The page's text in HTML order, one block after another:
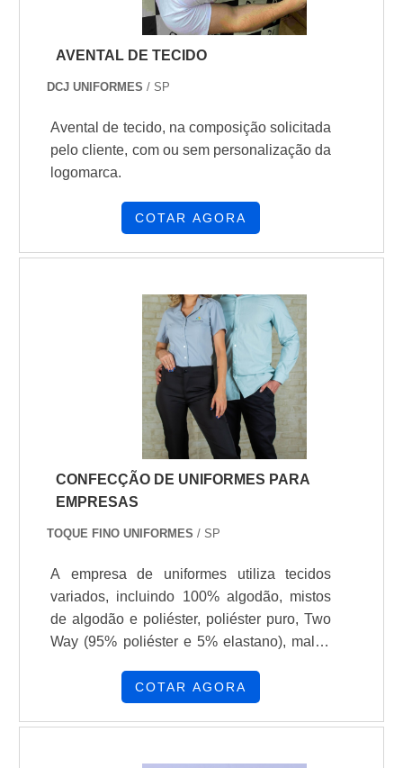
AVENTAL DE TECIDO
DCJ UNIFORMES / SP
Avental de tecido, na composição solicitada
pelo cliente, com ou sem personalização da
logomarca.
COTAR AGORA
CONFECÇÃO DE UNIFORMES PARA
EMPRESAS
TOQUE FINO UNIFORMES / SP
A empresa de uniformes utiliza tecidos
variados, incluindo 100% algodão, mistos
de algodão e poliéster, poliéster puro, Two
Way (95% poliéster e 5% elastano), malha
malha PV (67% poliéster e 33% viscose), e
conforto, durabilidade e funcionalidade.
COTAR AGORA